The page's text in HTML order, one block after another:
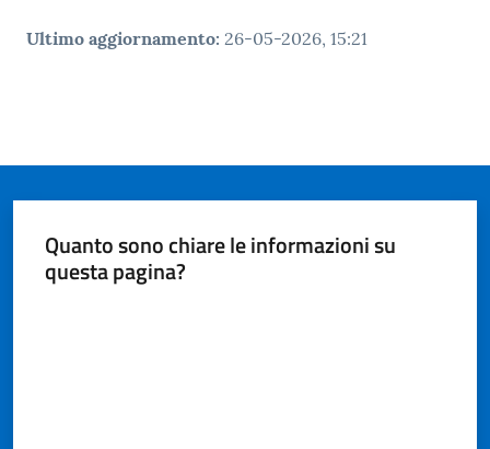
Ultimo aggiornamento: 26-05-2026, 15:21
Quanto sono chiare le informazioni su
questa pagina?